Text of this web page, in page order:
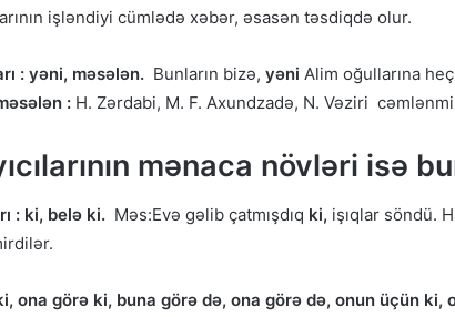
işləndiyi cümlədə xəbər, əsasən təsdiqdə olur.
: yəni, məsələn. Bunların bizə, yəni Alim oğullarına
: H. Zərdabi, M. F. Axundzadə, N. Vəziri
mənaca növləri isə
: ki, belə ki. Məs:Evə gəlib çatmışdıq ki, işıqlar söndü.
ona görə ki, buna görə də, ona görə də, onun üçün ki,